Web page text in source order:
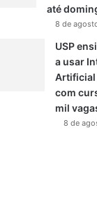
até
8 de
USP
a usar
Artificial
com
mil
8 de